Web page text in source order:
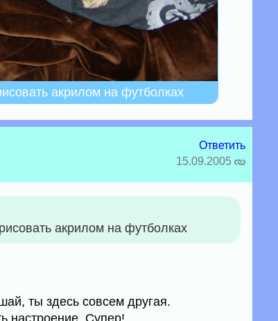
акрилом на футболках
Ответить
15.09.2005
акрилом на футболках
ты здесь совсем другая.
настроение. Супер!